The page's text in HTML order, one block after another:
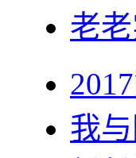
老
我